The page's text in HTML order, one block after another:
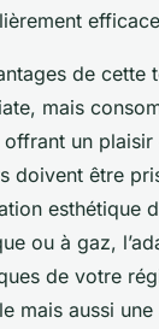
de cette
mais
un plaisir
doivent être
esthétique
ou à gaz,
de votre
mais aussi